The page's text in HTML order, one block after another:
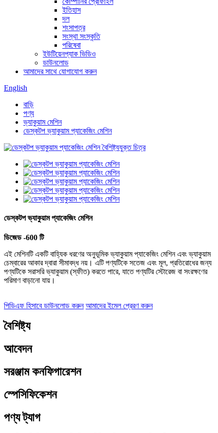
ইতিহাস
দল
শংসাপত্র
সংস্থা সংস্কৃতি
পরিষেবা
ইউটিয়েনপ্যাক ভিডিও
ডাউনলোড
আমাদের সাথে যোগাযোগ করুন
English
বাড়ি
পণ্য
ভ্যাকুয়াম মেশিন
ডেস্কটপ ভ্যাকুয়াম প্যাকেজিং মেশিন
ডেস্কটপ ভ্যাকুয়াম প্যাকেজিং মেশিন
ডিজেড -600 টি
এই মেশিনটি একটি বাহ্যিক ধরণের অনুভূমিক ভ্যাকুয়াম প্যাকেজিং মেশিন এবং ভ্যাকুয়াম
চেম্বারের আকার দ্বারা সীমাবদ্ধ নয়। এটি পণ্যটিকে সতেজ এবং মূল, প্রতিরোধের জন্য
পণ্যটিকে সরাসরি ভ্যাকুয়াম (স্ফীত) করতে পারে, যাতে পণ্যটির স্টোরেজ বা সংরক্ষণের
পরিমাণ বাড়ানো যায়।
পিডিএফ হিসাবে ডাউনলোড করুন আমাদের ইমেল প্রেরণ করুন
বৈশিষ্ট্য
আবেদন
সরঞ্জাম কনফিগারেশন
স্পেসিফিকেশন
পণ্য ট্যাগ